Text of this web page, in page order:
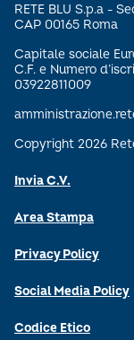
RETE BLU S.p.a -
CAP 00165 Roma
Capitale sociale
C.F. e Numero
03922811009
Copyright 2026
Invia C.V.
Area Stampa
Privacy Policy
Social Media Policy
Codice Etico